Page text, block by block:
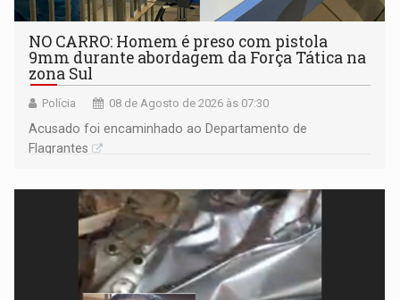
NO CARRO: Homem é preso com pistola
9mm durante abordagem da Força Tática na
zona Sul
Polícia 08 de Agosto de 2026 às 07:30
Acusado foi encaminhado ao Departamento de
Flagrantes